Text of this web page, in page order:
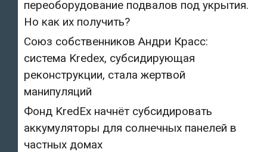
переоборудование подвалов под укрытия.
Но как их получить?
Союз собственников Андри Красс:
система Kredex, субсидирующая
реконструкции, стала жертвой
манипуляций
Фонд KredEx начнёт субсидировать
аккумуляторы для солнечных панелей в
частных домах